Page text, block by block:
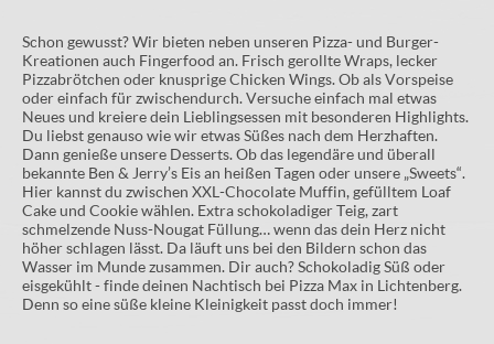
Schon gewusst? Wir bieten neben unseren Pizza- und Burger-
Kreationen auch Fingerfood an. Frisch gerollte Wraps, lecker
Pizzabrötchen oder knusprige Chicken Wings. Ob als Vorspeise
oder einfach für zwischendurch. Versuche einfach mal etwas
Neues und kreiere dein Lieblingsessen mit besonderen Highlights.
Du liebst genauso wie wir etwas Süßes nach dem Herzhaften.
Dann genieße unsere Desserts. Ob das legendäre und überall
bekannte Ben & Jerry’s Eis an heißen Tagen oder unsere „Sweets“.
Hier kannst du zwischen XXL-Chocolate Muffin, gefülltem Loaf
Cake und Cookie wählen. Extra schokoladiger Teig, zart
schmelzende Nuss-Nougat Füllung… wenn das dein Herz nicht
höher schlagen lässt. Da läuft uns bei den Bildern schon das
Wasser im Munde zusammen. Dir auch? Schokoladig Süß oder
eisgekühlt - finde deinen Nachtisch bei Pizza Max in Lichtenberg.
Denn so eine süße kleine Kleinigkeit passt doch immer!